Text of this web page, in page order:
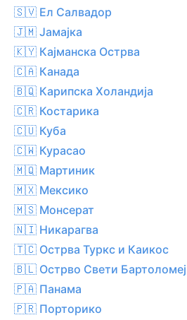
🇸🇻 Ел Салвадор
🇯🇲 Јамајка
🇰🇾 Кајманска Острва
🇨🇦 Канада
🇧🇶 Карипска Холандија
🇨🇷 Костарика
🇨🇺 Куба
🇨🇼 Курасао
🇲🇶 Мартиник
🇲🇽 Мексико
🇲🇸 Монсерат
🇳🇮 Никарагва
🇹🇨 Острва Туркс и Каикос
🇧🇱 Острво Свети Бартоломеј
🇵🇦 Панама
🇵🇷 Порторико